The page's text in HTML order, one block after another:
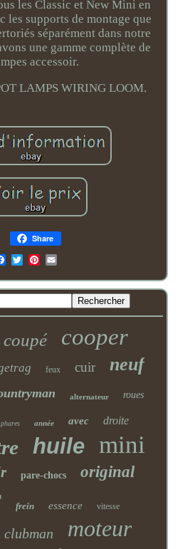
les Classic et New Mini en
les supports de montage que
séparément dans notre
une gamme complète de
accessoir.
LAMPS WIRING LOOM.
Share
Email
coupé cooper
feux cuir neuf
alternateur roues
phares année avec droite
huile mini
pare-chocs original
frein essence vitesse
clubman moteur